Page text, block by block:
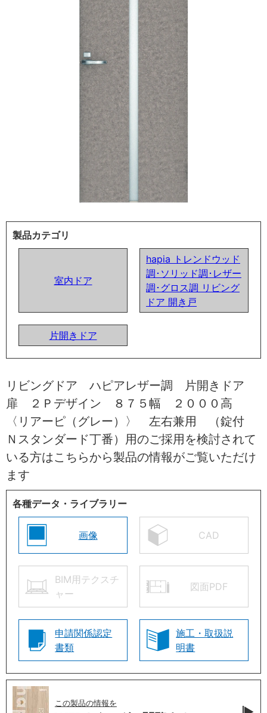
製品カテゴリ
室内ドア
hapia トレンドウッド
調･ソリッド調･レザー
調･グロス調 リビング
ドア 開き戸
片開きドア
リビングドア ハピアレザー調 片開きドア
扉 ２Ｐデザイン ８７５幅 ２０００高
〈リアーピ（グレー）〉 左右兼用 （錠付
Ｎスタンダード丁番）用のご採用を検討されて
いる方はこちらから製品の情報がご覧いただけ
ます
各種データ・ライブラリー
画像 CAD
BIM用テクスチ
ャー
図面PDF
申請関係認定
書類
施工・取扱説
明書
この製品の情報を